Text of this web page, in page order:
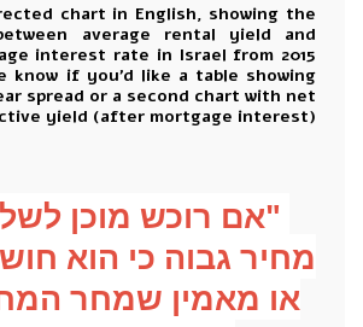
chart in English, showing the
average rental yield and
interest rate in Israel from 2015
know if you'd like a table showing
spread or a second chart with net
yield (after mortgage interest).